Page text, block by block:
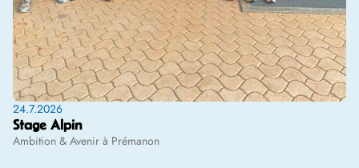
24.7.2026
Stage Alpin
Ambition & Avenir à Prémanon